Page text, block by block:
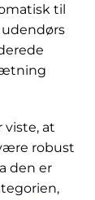
til
at
robust
den er